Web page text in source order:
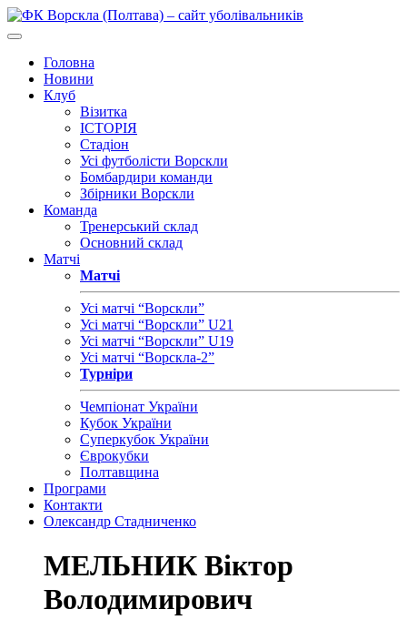
Головна
Новини
Клуб
Візитка
ІСТОРІЯ
Стадіон
Усі футболісти Ворскли
Бомбардири команди
Збірники Ворскли
Команда
Тренерський склад
Основний склад
Матчі
Матчі
Усі матчі “Ворскли”
Усі матчі “Ворскли” U21
Усі матчі “Ворскли” U19
Усі матчі “Ворскла-2”
Турніри
Чемпіонат України
Кубок України
Суперкубок України
Єврокубки
Полтавщина
Програми
Контакти
Олександр Стадниченко
МЕЛЬНИК Віктор
Володимирович